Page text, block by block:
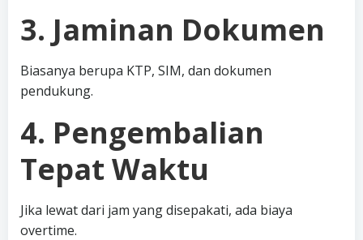
3. Jaminan Dokumen
Biasanya berupa KTP, SIM, dan dokumen
pendukung.
4. Pengembalian
Tepat Waktu
Jika lewat dari jam yang disepakati, ada biaya
overtime.